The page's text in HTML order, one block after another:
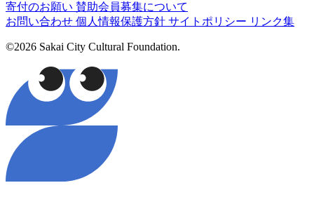
寄付のお願い 賛助会員募集について
お問い合わせ 個人情報保護方針 サイトポリシー リンク集
©2026 Sakai City Cultural Foundation.